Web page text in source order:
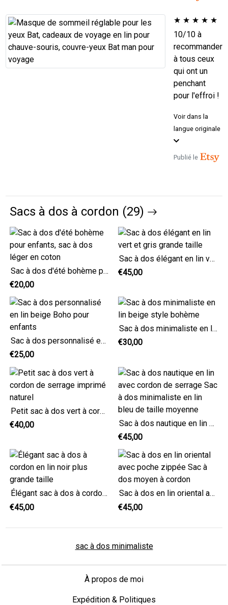
★ ★ ★ ★ ★
10/10 à
recommander
à tous ceux
qui ont un
penchant
pour l'effroi !
Voir dans la
langue originale
Publié le
Sacs à dos à cordon (29)
Sac à dos d'été bohème pour enfants, sac à dos léger en coton
€20,00
Sac à dos élégant en lin vert et gris grande taille
€45,00
Sac à dos personnalisé en lin beige Boho pour enfants
€25,00
Sac à dos minimaliste en lin beige style bohème
€30,00
Petit sac à dos vert à cordon de serrage imprimé naturel
€40,00
Sac à dos nautique en lin avec cordon de serrage Sac à dos minimaliste en lin bleu de taille moyenne
€45,00
Élégant sac à dos à cordon en lin noir plus grande taille
€45,00
Sac à dos en lin oriental avec poche zippée Sac à dos moyen à cordon
€45,00
sac à dos minimaliste
À propos de moi
Expédition & Politiques